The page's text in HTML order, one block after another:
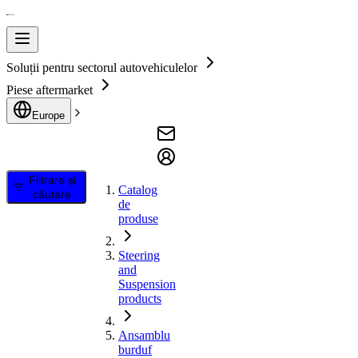
Soluții pentru sectorul autovehiculelor
Piese aftermarket
Europe
Filtrare și
căutare
Catalog
de
produse
Steering
and
Suspension
products
Ansamblu
burduf